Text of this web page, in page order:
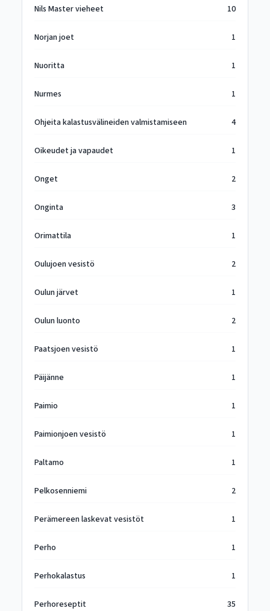
Nils Master vieheet 10
Norjan joet 1
Nuoritta 1
Nurmes 1
Ohjeita kalastusvälineiden valmistamiseen 4
Oikeudet ja vapaudet 1
Onget 2
Onginta 3
Orimattila 1
Oulujoen vesistö 2
Oulun järvet 1
Oulun luonto 2
Paatsjoen vesistö 1
Päijänne 1
Paimio 1
Paimionjoen vesistö 1
Paltamo 1
Pelkosenniemi 2
Perämereen laskevat vesistöt 1
Perho 1
Perhokalastus 1
Perhoreseptit 35